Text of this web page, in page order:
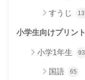
すうじ 13
小学生向けプリント
小学1年生 93
国語 65